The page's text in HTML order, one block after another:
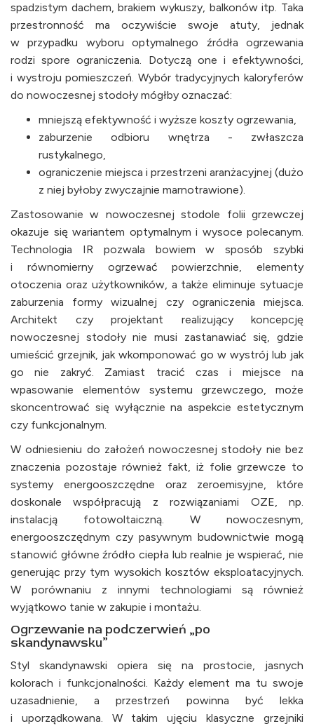
spadzistym dachem, brakiem wykuszy, balkonów itp. Taka
przestronność ma oczywiście swoje atuty, jednak
w przypadku wyboru optymalnego źródła ogrzewania
rodzi spore ograniczenia. Dotyczą one i efektywności,
i wystroju pomieszczeń. Wybór tradycyjnych kaloryferów
do nowoczesnej stodoły mógłby oznaczać:
mniejszą efektywność i wyższe koszty ogrzewania,
zaburzenie odbioru wnętrza - zwłaszcza
rustykalnego,
ograniczenie miejsca i przestrzeni aranżacyjnej (dużo
z niej byłoby zwyczajnie marnotrawione).
Zastosowanie w nowoczesnej stodole folii grzewczej
okazuje się wariantem optymalnym i wysoce polecanym.
Technologia IR pozwala bowiem w sposób szybki
i równomierny ogrzewać powierzchnie, elementy
otoczenia oraz użytkowników, a także eliminuje sytuacje
zaburzenia formy wizualnej czy ograniczenia miejsca.
Architekt czy projektant realizujący koncepcję
nowoczesnej stodoły nie musi zastanawiać się, gdzie
umieścić grzejnik, jak wkomponować go w wystrój lub jak
go nie zakryć. Zamiast tracić czas i miejsce na
wpasowanie elementów systemu grzewczego, może
skoncentrować się wyłącznie na aspekcie estetycznym
czy funkcjonalnym.
W odniesieniu do założeń nowoczesnej stodoły nie bez
znaczenia pozostaje również fakt, iż folie grzewcze to
systemy energooszczędne oraz zeroemisyjne, które
doskonale współpracują z rozwiązaniami OZE, np.
instalacją fotowoltaiczną. W nowoczesnym,
energooszczędnym czy pasywnym budownictwie mogą
stanowić główne źródło ciepła lub realnie je wspierać, nie
generując przy tym wysokich kosztów eksploatacyjnych.
W porównaniu z innymi technologiami są również
wyjątkowo tanie w zakupie i montażu.
Ogrzewanie na podczerwień „po
skandynawsku”
Styl skandynawski opiera się na prostocie, jasnych
kolorach i funkcjonalności. Każdy element ma tu swoje
uzasadnienie, a przestrzeń powinna być lekka
i uporządkowana. W takim ujęciu klasyczne grzejniki